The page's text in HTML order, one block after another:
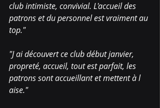
club intimiste, convivial. L'accueil des
patrons et du personnel est vraiment au
top."
"J ai découvert ce club début janvier,
propreté, accueil, tout est parfait, les
patrons sont accueillant et mettent à l
aise."